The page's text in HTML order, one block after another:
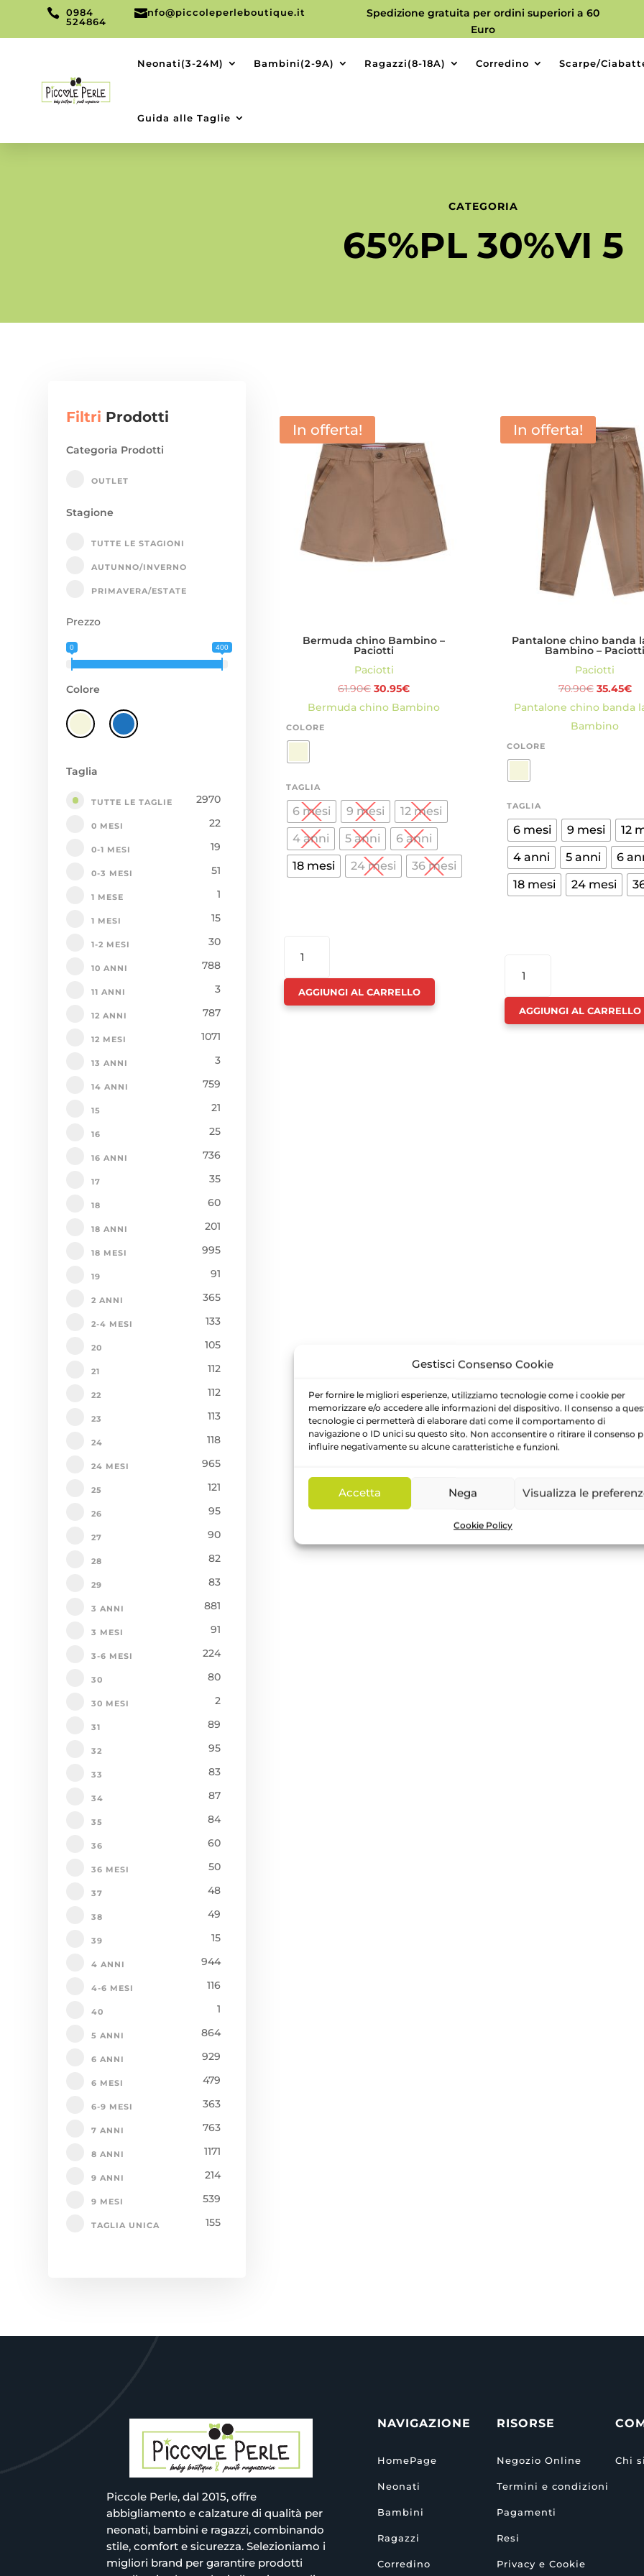
Gestisci Consenso Cookie
Per fornire le migliori esperienze, utilizziamo tecnologie come i cookie per
memorizzare e/o accedere alle informazioni del dispositivo. Il consenso a
tecnologie ci permetterà di elaborare dati come il comportamento di
navigazione o ID unici su questo sito. Non acconsentire o ritirare il consenso
influire negativamente su alcune caratteristiche e funzioni.
Accetta Nega Visualizza le
Cookie Policy
 0984
524864
info@piccoleperleboutique.it
Spedizione gratuita per ordini superiori a 60
Euro
Neonati(3-24M) Bambini(2-9A) Ragazzi(8-18A) Corredino Scarpe/
Guida alle Taglie
CATEGORIA
65%PL 30%VI 5
Filtri Prodotti
Categoria Prodotti
OUTLET
Stagione
TUTTE LE STAGIONI
AUTUNNO/INVERNO
PRIMAVERA/ESTATE
Prezzo
0 400
Colore
Taglia
TUTTE LE TAGLIE 2970
0 MESI 22
0-1 MESI 19
0-3 MESI 51
1 MESE 1
1 MESI 15
1-2 MESI 30
10 ANNI 788
11 ANNI 3
12 ANNI 787
12 MESI 1071
13 ANNI 3
14 ANNI 759
15 21
16 25
16 ANNI 736
17 35
18 60
18 ANNI 201
18 MESI 995
19 91
2 ANNI 365
2-4 MESI 133
20 105
21 112
22 112
23 113
24 118
24 MESI 965
25 121
26 95
27 90
28 82
29 83
3 ANNI 881
3 MESI 91
3-6 MESI 224
30 80
30 MESI 2
31 89
32 95
33 83
34 87
35 84
36 60
36 MESI 50
37 48
38 49
39 15
4 ANNI 944
4-6 MESI 116
40 1
5 ANNI 864
6 ANNI 929
6 MESI 479
6-9 MESI 363
7 ANNI 763
8 ANNI 1171
9 ANNI 214
9 MESI 539
TAGLIA UNICA 155
In offerta!
Bermuda chino Bambino –
Paciotti
Paciotti
61.90€ Il
prezzo
30.95€Il
prezzo
Bermuda chino Bambino
COLORE
TAGLIA
6 mesi 9 mesi
12 mesi
4 anni
5 anni
6 anni
18 mesi
24 mesi 36 mesi
CHINO
BAMBINO
AGGIUNGI AL CARRELLO
In offerta!
Pantalone chino banda
Bambino – Paciotti
Paciotti
70.90€ Il
prezzo
originale
35.45€Il
Pantalone chino banda
Bambino
COLORE
TAGLIA
6 mesi 9 mesi
12
4 anni
5 anni
6
18 mesi
24 mesi
CHINO
BANDA
AGGIUNGI AL CARRELLO
Piccole Perle, dal 2015, offre
abbigliamento e calzature di qualità per
neonati, bambini e ragazzi, combinando
stile, comfort e sicurezza. Selezioniamo i
migliori brand per garantire prodotti
NAVIGAZIONE
HomePage
Neonati
Bambini
Ragazzi
Corredino
RISORSE
Negozio Online
Termini e condizioni
Pagamenti
Resi
Privacy e Cookie
Chi